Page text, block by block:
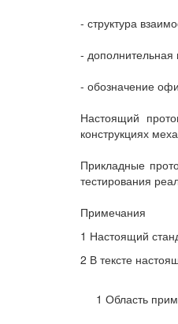
- структура
- дополнительная
- обозначение
Настоящий
конструкциях
Прикладные
тестирования
Примечания
1 Настоящий
2 В тексте
1 Область